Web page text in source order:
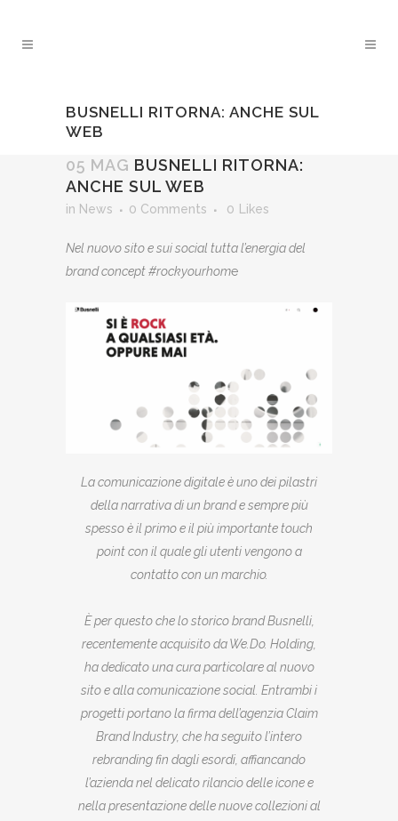
BUSNELLI RITORNA: ANCHE SUL
WEB
05 MAG BUSNELLI RITORNA:
ANCHE SUL WEB
in News 0 Comments 0 Likes
Nel nuovo sito e sui social tutta l’energia del
brand concept #rockyourhome
La comunicazione digitale è uno dei pilastri
della narrativa di un brand e sempre più
spesso è il primo e il più importante touch
point con il quale gli utenti vengono a
contatto con un marchio.
È per questo che lo storico brand Busnelli,
recentemente acquisito da We.Do. Holding,
ha dedicato una cura particolare al nuovo
sito e alla comunicazione social. Entrambi i
progetti portano la firma dell’agenzia Claim
Brand Industry, che ha seguito l’intero
rebranding fin dagli esordi, affiancando
l’azienda nel delicato rilancio delle icone e
nella presentazione delle nuove collezioni al